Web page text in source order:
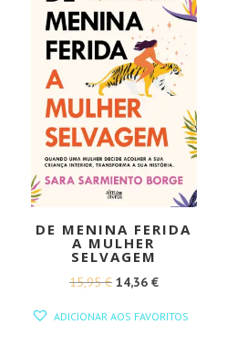
DE MENINA FERIDA
A MULHER
SELVAGEM
15,95€ O
14,36 €O
ADICIONAR AOS FAVORITOS